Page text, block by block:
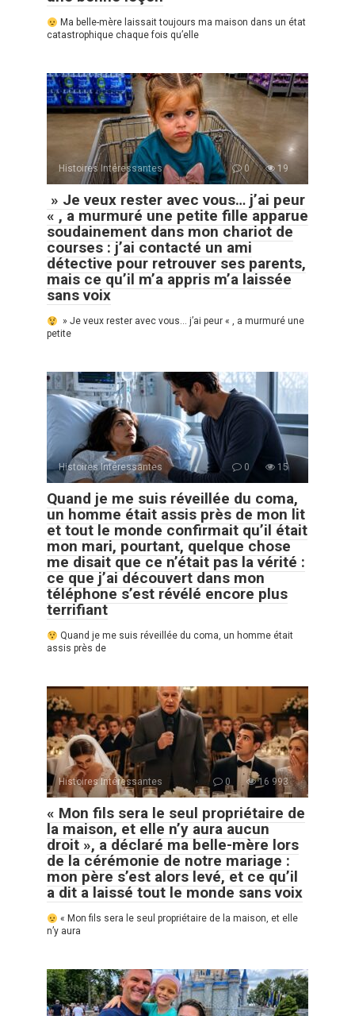
Ma belle-mère laissait toujours ma maison dans un état
catastrophique chaque fois qu’elle
Histoires Intéressantes 0 19
» Je veux rester avec vous… j’ai peur
« , a murmuré une petite fille apparue
soudainement dans mon chariot de
courses : j’ai contacté un ami
détective pour retrouver ses parents,
mais ce qu’il m’a appris m’a laissée
sans voix
» Je veux rester avec vous… j’ai peur « , a murmuré une
petite
Histoires Intéressantes 0 15
Quand je me suis réveillée du coma,
un homme était assis près de mon lit
et tout le monde confirmait qu’il était
mon mari, pourtant, quelque chose
me disait que ce n’était pas la vérité :
ce que j’ai découvert dans mon
téléphone s’est révélé encore plus
terrifiant
Quand je me suis réveillée du coma, un homme était
assis près de
Histoires Intéressantes 0 16 993
« Mon fils sera le seul propriétaire de
la maison, et elle n’y aura aucun
droit », a déclaré ma belle-mère lors
de la cérémonie de notre mariage :
mon père s’est alors levé, et ce qu’il
a dit a laissé tout le monde sans voix
« Mon fils sera le seul propriétaire de la maison, et elle
n’y aura